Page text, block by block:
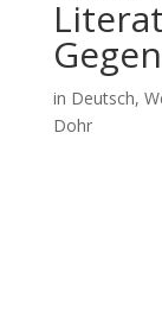
in Deutsch,
Dohr